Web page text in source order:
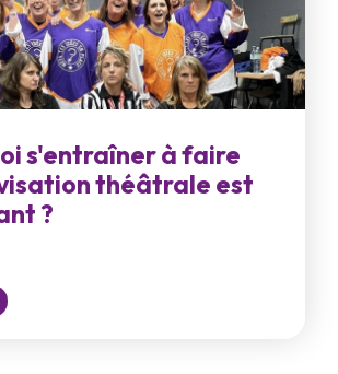
s'entraîner à faire
théâtrale est
?